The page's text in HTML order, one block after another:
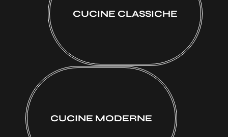
CUCINE CLASSICHE
CUCINE MODERNE